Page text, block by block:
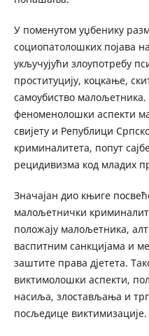
У поменутом уџбенику
социопатолошких појава
укључујући злоупотребу
проституцију, коцкање,
самоубиство
феноменолошки аспекти
свијету и Републици
криминалитета, попут
рецидивизма код младих
Значајан дио књиге
малољетнички
положају малољетника,
васпитним санкцијама и
заштите права дјетета.
виктимолошки аспекти,
насиља, злостављања и
посљедице виктимизације.